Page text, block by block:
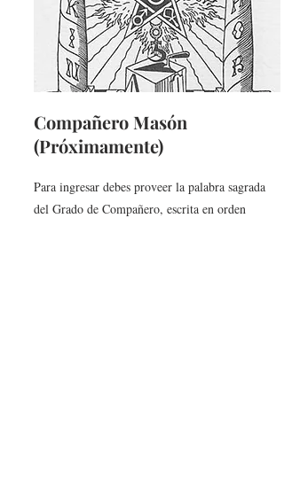
Compañero Masón
(Próximamente)
Para ingresar debes proveer la palabra sagrada
del Grado de Compañero, escrita en orden